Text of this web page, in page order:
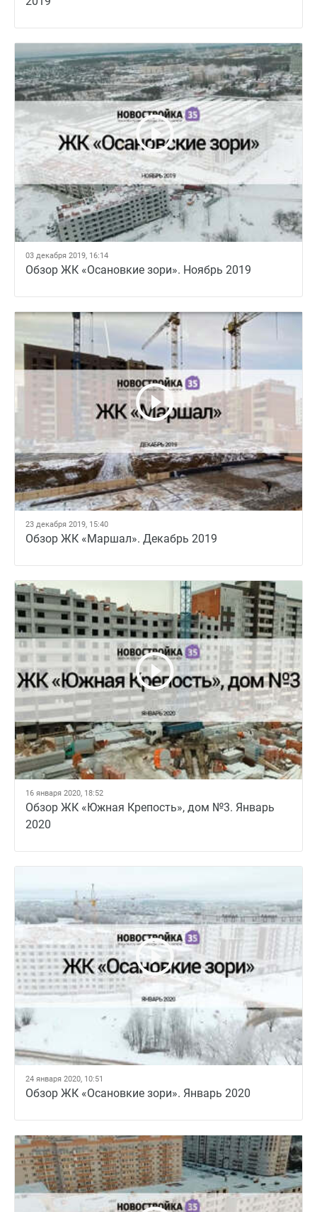
03 декабря 2019, 16:14
Обзор ЖК «Осановкие зори». Ноябрь 2019
23 декабря 2019, 15:40
Обзор ЖК «Маршал». Декабрь 2019
16 января 2020, 18:52
Обзор ЖК «Южная Крепость», дом №3. Январь
2020
24 января 2020, 10:51
Обзор ЖК «Осановкие зори». Январь 2020